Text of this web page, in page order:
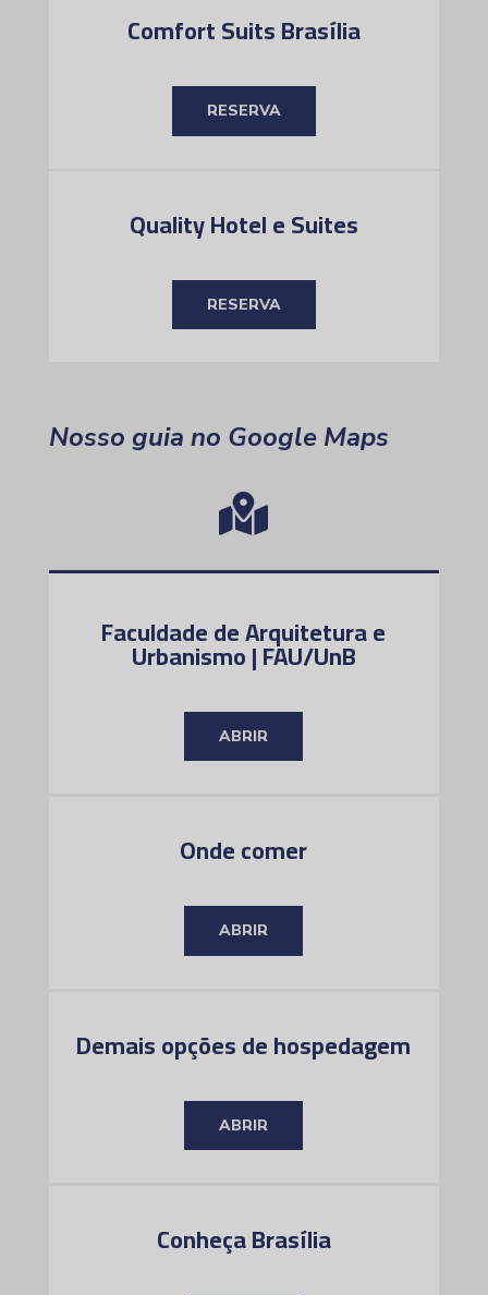
Comfort Suits Brasília
RESERVA
Quality Hotel e Suites
RESERVA
Nosso guia no Google Maps

Faculdade de Arquitetura e
Urbanismo | FAU/UnB
ABRIR
Onde comer
ABRIR
Demais opções de hospedagem
ABRIR
Conheça Brasília